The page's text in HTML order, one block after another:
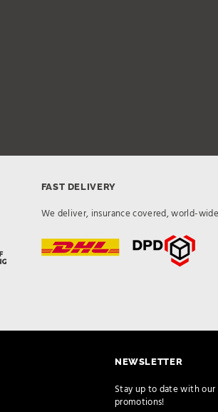
FAST DELIVERY
We deliver, insurance covered, world-
NEWSLETTER
Stay up to date with
promotions!